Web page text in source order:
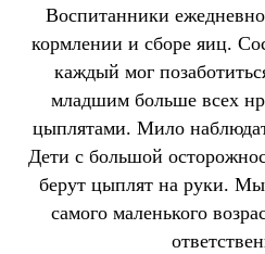
Воспитанники
кормлении и сборе яиц.
каждый мог
младшим больше всех
цыплятами. Мило
Дети с большой
берут цыплят на руки.
самого маленького